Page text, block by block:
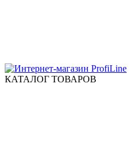
КАТАЛОГ ТОВАРОВ